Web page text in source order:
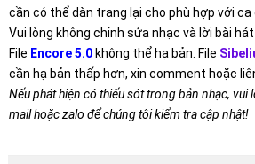
cần có thể dàn trang lại cho phù hợp với ca
Vui lòng không chỉnh sửa nhạc và lời bài
File Encore 5.0 không thể hạ bản. File
cần hạ bản thấp hơn, xin comment hoặc
Nếu phát hiện có thiếu sót trong bản nhạc,
mail hoặc zalo để chúng tôi kiểm tra cập nhật!